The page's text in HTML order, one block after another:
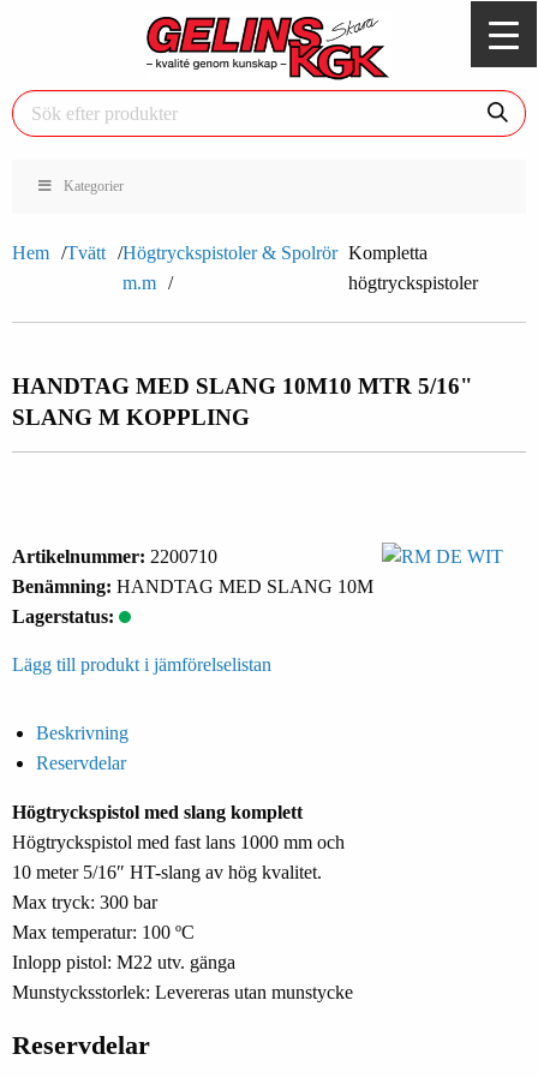
Kategorier
Hem Tvätt
Högtryckspistoler & Spolrör
m.m
Kompletta
högtryckspistoler
HANDTAG MED SLANG 10M10 MTR 5/16"
SLANG M KOPPLING
Artikelnummer: 2200710
Benämning: HANDTAG MED SLANG 10M
Lagerstatus:
Lägg till produkt i jämförelselistan
Beskrivning
Reservdelar
Högtryckspistol med slang komplett
Högtryckspistol med fast lans 1000 mm och
10 meter 5/16″ HT-slang av hög kvalitet.
Max tryck: 300 bar
Max temperatur: 100 ºC
Inlopp pistol: M22 utv. gänga
Munstycksstorlek: Levereras utan munstycke
Reservdelar